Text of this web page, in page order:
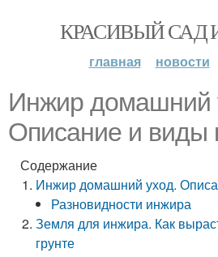
КРАСИВЫЙ САД
главная новости
Инжир домашний
Описание и виды
Содержание
Инжир домашний уход.
Разновидности инжира
Земля для инжира. Как
грунте